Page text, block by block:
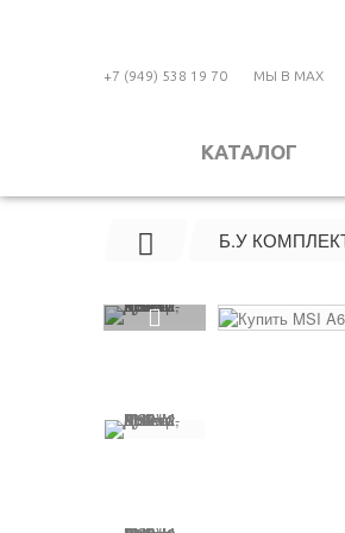
МЫ В MAX
+7 (949) 538 19 70
КАТАЛОГ
Б.У